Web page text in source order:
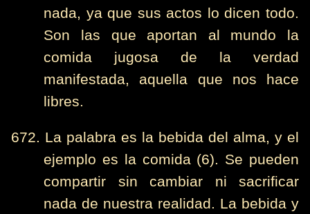
nada, ya que sus actos lo dicen todo.
Son las que aportan al mundo la
comida jugosa de la verdad
manifestada, aquella que nos hace
libres.
672. La palabra es la bebida del alma, y el
ejemplo es la comida (6). Se pueden
compartir sin cambiar ni sacrificar
nada de nuestra realidad. La bebida y